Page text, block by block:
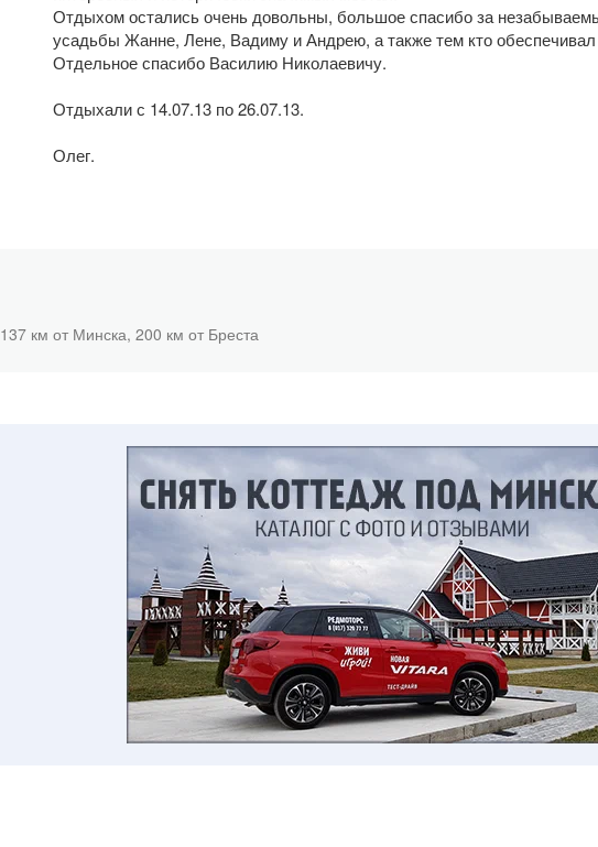
Отдыхом остались очень довольны, большое спасибо за
усадьбы Жанне, Лене, Вадиму и Андрею, а также тем кто
Отдельное спасибо Василию Николаевичу.
Отдыхали с 14.07.13 по 26.07.13.
Олег.
137 км от Минска, 200 км от Бреста